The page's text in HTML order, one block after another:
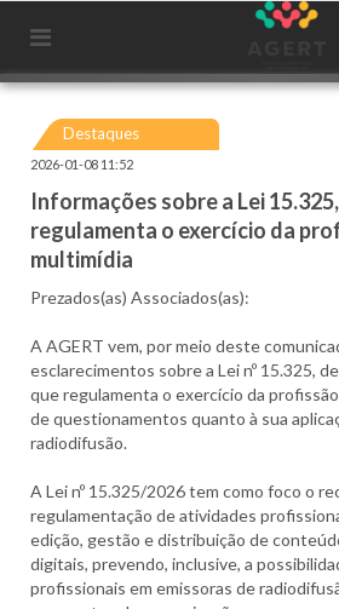
Destaques
2026-01-08 11:52
Informações sobre a Lei
regulamenta o exercício da
multimídia
Prezados(as) Associados(as):
A AGERT vem, por meio deste
esclarecimentos sobre a Lei nº 15.325,
que regulamenta o exercício da
de questionamentos quanto à sua
radiodifusão.
A Lei nº 15.325/2026 tem como foco o
regulamentação de atividades
edição, gestão e distribuição de
digitais, prevendo, inclusive, a
profissionais em emissoras de